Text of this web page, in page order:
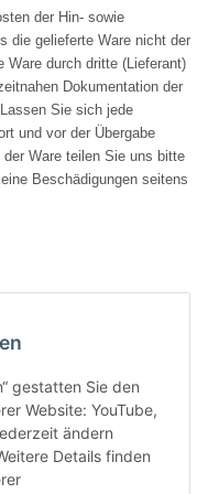
gestatten Sie den
Website: YouTube,
ändern
Details finden
der Hin- sowie
die gelieferte Ware nicht der
Ware durch dritte (Lieferant)
Dokumentation der
Sie sich jede
und vor der Übergabe
Ware teilen Sie uns bitte
Beschädigungen seitens